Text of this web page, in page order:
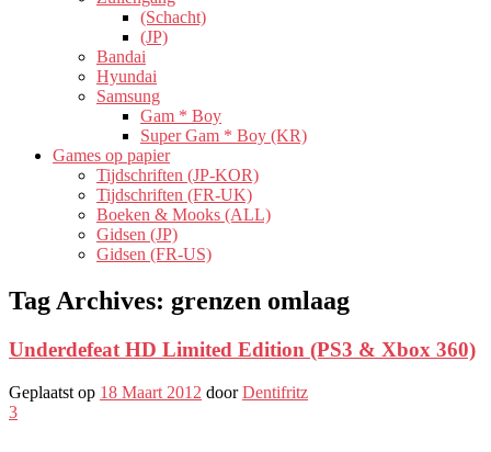
(Schacht)
(JP)
Bandai
Hyundai
Samsung
Gam * Boy
Super Gam * Boy (KR)
Games op papier
Tijdschriften (JP-KOR)
Tijdschriften (FR-UK)
Boeken & Mooks (ALL)
Gidsen (JP)
Gidsen (FR-US)
Tag Archives: grenzen omlaag
Underdefeat HD Limited Edition (PS3 & Xbox 360)
Geplaatst op 18 Maart 2012 doorDentifritz
3